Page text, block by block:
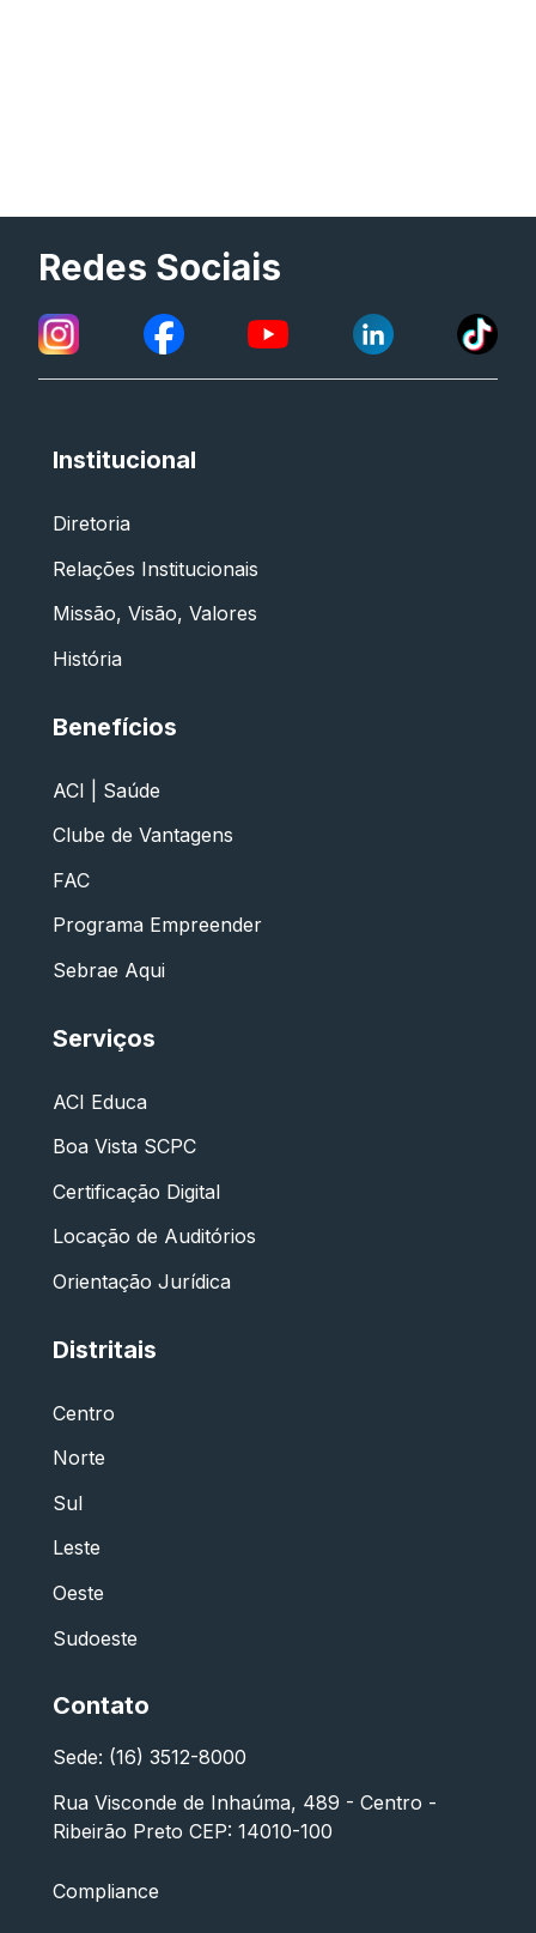
Redes Sociais
Institucional
Diretoria
Relações Institucionais
Missão, Visão, Valores
História
Benefícios
ACI | Saúde
Clube de Vantagens
FAC
Programa Empreender
Sebrae Aqui
Serviços
ACI Educa
Boa Vista SCPC
Certificação Digital
Locação de Auditórios
Orientação Jurídica
Distritais
Centro
Norte
Sul
Leste
Oeste
Sudoeste
Contato
Sede: (16) 3512-8000
Rua Visconde de Inhaúma, 489 - Centro -
Ribeirão Preto CEP: 14010-100
Compliance